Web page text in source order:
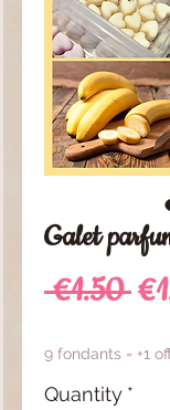
Galet
€1.50
9 fondants = +1
Quantity *